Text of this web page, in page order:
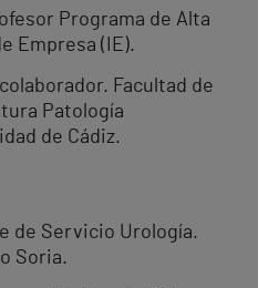
Programa de Alta
Empresa (IE).
Facultad de
Patología
de Cádiz.
de Servicio Urología.
Soria.